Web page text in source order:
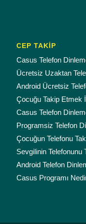
CEP TAKİP
Casus Telefon
Ücretsiz Uzaktan
Android Ücretsiz
Çocuğu Takip Etmek
Casus Telefon
Programsiz Telefon
Çocuğun Telefonu
Sevgilinin Telefonunu
Android Telefon
Casus Programı